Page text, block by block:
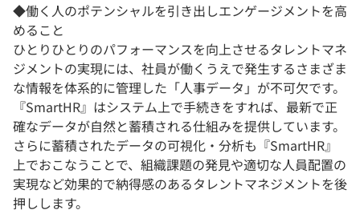
◆働く人のポテンシャルを引き出しエンゲージメントを高
めること
ひとりひとりのパフォーマンスを向上させるタレントマネ
ジメントの実現には、社員が働くうえで発生するさまざま
な情報を体系的に管理した「人事データ」が不可欠です。
『SmartHR』はシステム上で手続きをすれば、最新で正
確なデータが自然と蓄積される仕組みを提供しています。
さらに蓄積されたデータの可視化・分析も『SmartHR』
上でおこなうことで、組織課題の発見や適切な人員配置の
実現など効果的で納得感のあるタレントマネジメントを後
押しします。